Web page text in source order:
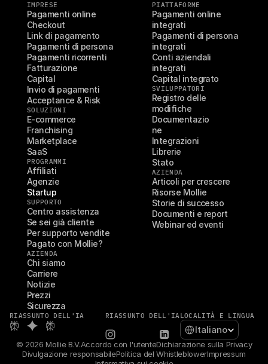
IMPRESE
Pagamenti online
Checkout
Link di pagamento
Pagamenti di persona
Pagamenti ricorrenti
Fatturazione
Capital
Invio di pagamenti
Acceptance & Risk
SOLUZIONI
E-commerce
Franchising
Marketplace
SaaS
PROGRAMMI
Affiliati
Agenzie
Startup
SUPPORTO
Centro assistenza
Se sei già cliente
Per supporto vendite
Pagato con Mollie?
AZIENDA
Chi siamo
Carriere
Notizie
Prezzi
Sicurezza
PIATTAFORME
Pagamenti online
integrati
Pagamenti di persona
integrati
Conti aziendali
integrati
Capital integrato
SVILUPPATORI
Registro delle
modifiche
Documentazio
ne
Integrazioni
Librerie
Stato
AZIENDA
Articoli per crescere
Risorse Mollie
Storie di successo
Documenti e report
Webinar ed eventi
RIASSUNTO DELL'IA RIASSUNTO DELL'IALOCALITÀ E LINGUA
Select Language
Italiano
© 2026 Mollie B.V.Accordo con l'utenteDichiarazione sulla Privacy
Divulgazione responsabilePolitica del WhistleblowerImpressum